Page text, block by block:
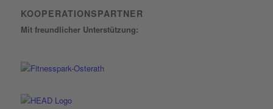
KOOPERATIONSPARTNER
Mit freundlicher Unterstützung: